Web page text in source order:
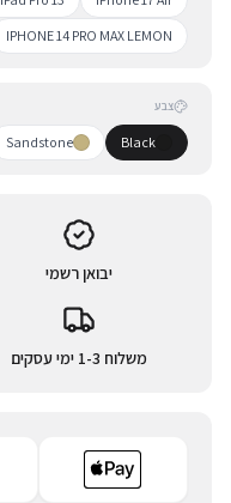
IPHONE 14 PRO MAX LEMON
צבע
Black
Sandstone
יבואן רשמי
משלוח 1-3 ימי עסקים